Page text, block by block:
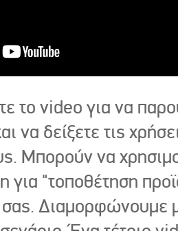
το video για να
να δείξετε τις
Μπορούν να
για "τοποθέτηση
Διαμορφώνουμε